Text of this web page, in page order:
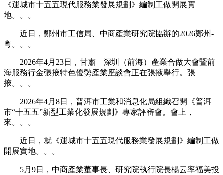
《運城市十五五現代服務業發展規劃》編制工做開展實
地。。。
近日，鄭州市工信局、中商產業研究院協辦的2026鄭州-
粵。。。
2026年4月23日，甘肅—深圳（前海）產業合做大會暨前
海服務行金張掖特色優勢產業座談會正在張掖舉行。張
掖。。。
2026年4月8日，普洱市工業和消息化局組織召開《普洱
市“十五五”新型工業化發展規劃》專家評審會。會上，
來。。。
近日，就《運城市十五五現代服務業發展規劃》編制工做
開展實地。。。
5月9日，中商產業董事長、研究院執行院長楊云率福美投